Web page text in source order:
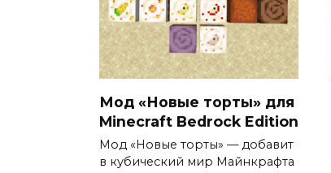
Мод «Новые торты» для
Minecraft Bedrock Edition
Мод «Новые торты» — добавит
в кубический мир Майнкрафта